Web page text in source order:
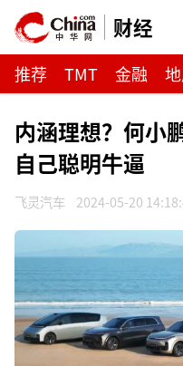
财经
推荐 TMT 金融
内涵理想？何小
自己聪明牛逼
飞灵汽车 2024-05-20